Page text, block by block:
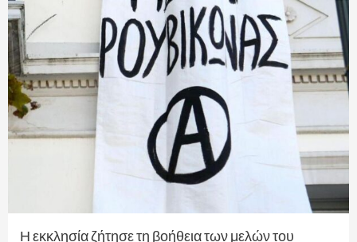
Η εκκλησία ζήτησε τη βοήθεια των μελών του